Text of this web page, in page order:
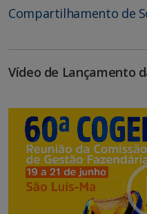
Compartilhamento de
Vídeo de Lançamento
Tocador
vídeo